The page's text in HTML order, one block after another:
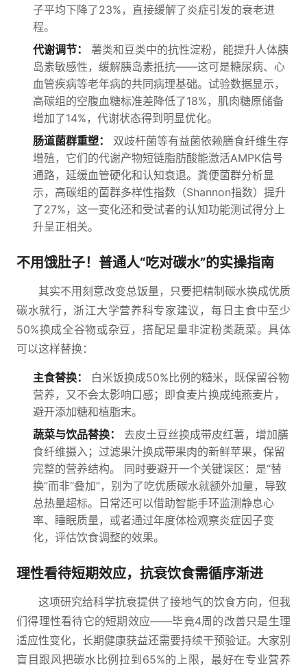
子平均下降了23%，直接缓解了炎症引发的衰老进
程。
代谢调节：
薯类和豆类中的抗性淀粉，能提升人体胰
岛素敏感性，缓解胰岛素抵抗——这可是糖尿病、心
血管疾病等老年病的共同病理基础。试验数据显示，
高碳组的空腹血糖标准差降低了18%，肌肉糖原储备
增加了14%，代谢状态得到明显优化。
肠道菌群重塑：
双歧杆菌等有益菌依赖膳食纤维生存
增殖，它们的代谢产物短链脂肪酸能激活AMPK信号
通路，延缓血管硬化和认知衰退。粪便菌群分析显
示，高碳组的菌群多样性指数（Shannon指数）提升
了27%，这一变化还和受试者的认知功能测试得分上
升呈正相关。
不用饿肚子！普通人“吃对碳水”的实操指南
其实不用刻意改变总饭量，只要把精制碳水换成优质
碳水就行，浙江大学营养科专家建议，每日主食中至少
50%换成全谷物或杂豆，搭配足量非淀粉类蔬菜。具体
可以这样替换：
主食替换：
白米饭换成50%比例的糙米，既保留谷物
营养，又不会太影响口感；即食麦片换成纯燕麦片，
避开添加糖和植脂末。
蔬菜与饮品替换：
去皮土豆丝换成带皮红薯，增加膳
食纤维摄入；过滤果汁换成带果肉的新鲜苹果，保留
完整的营养结构。 同时要避开一个关键误区：是“替
换”而非“叠加”，别为了吃优质碳水就额外加量，导致
总热量超标。日常还可以借助智能手环监测静息心
率、睡眠质量，或者通过年度体检观察炎症因子变
化，评估饮食调整的效果。
理性看待短期效应，抗衰饮食需循序渐进
这项研究给科学抗衰提供了接地气的饮食方向，但我
们得理性看待它的短期效应——毕竟4周的改善只是生理
适应性变化，长期健康获益还需要持续干预验证。大家别
盲目跟风把碳水比例拉到65%的上限，最好在专业营养